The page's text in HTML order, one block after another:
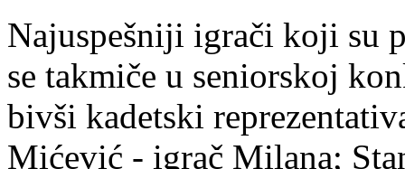
Najuspešniji igrači koji su
se takmiče u seniorskoj
bivši kadetski
Mićević - igrač Milana;